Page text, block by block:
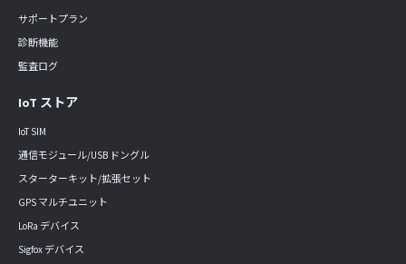
サポートプラン
診断機能
監査ログ
IoT ストア
IoT SIM
通信モジュール/USB ドングル
スターターキット/拡張セット
GPS マルチユニット
LoRa デバイス
Sigfox デバイス